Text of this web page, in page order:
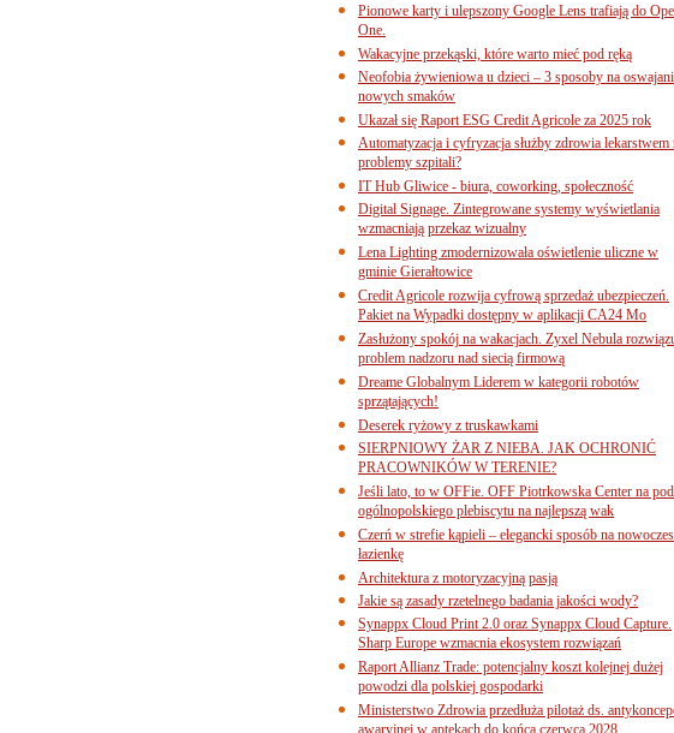
Pionowe karty i ulepszony Google Lens trafiają do
One.
Wakacyjne przekąski, które warto mieć pod ręką
Neofobia żywieniowa u dzieci – 3 sposoby na
nowych smaków
Ukazał się Raport ESG Credit Agricole za 2025 rok
Automatyzacja i cyfryzacja służby zdrowia lekarstwem
problemy szpitali?
IT Hub Gliwice - biura, coworking, społeczność
Digital Signage. Zintegrowane systemy wyświetlania
wzmacniają przekaz wizualny
Lena Lighting zmodernizowała oświetlenie uliczne w
gminie Gierałtowice
Credit Agricole rozwija cyfrową sprzedaż ubezpieczeń.
Pakiet na Wypadki dostępny w aplikacji CA24 Mo
Zasłużony spokój na wakacjach. Zyxel Nebula
problem nadzoru nad siecią firmową
Dreame Globalnym Liderem w kategorii robotów
sprzątających!
Deserek ryżowy z truskawkami
SIERPNIOWY ŻAR Z NIEBA. JAK OCHRONIĆ
PRACOWNIKÓW W TERENIE?
Jeśli lato, to w OFFie. OFF Piotrkowska Center na
ogólnopolskiego plebiscytu na najlepszą wak
Czerń w strefie kąpieli – elegancki sposób na
łazienkę
Architektura z motoryzacyjną pasją
Jakie są zasady rzetelnego badania jakości wody?
Synappx Cloud Print 2.0 oraz Synappx Cloud Capture.
Sharp Europe wzmacnia ekosystem rozwiązań
Raport Allianz Trade: potencjalny koszt kolejnej dużej
powodzi dla polskiej gospodarki
Ministerstwo Zdrowia przedłuża pilotaż ds.